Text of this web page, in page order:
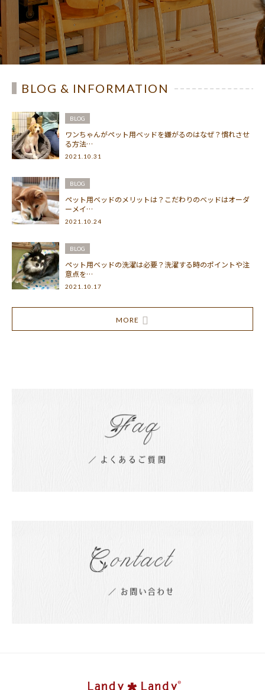
BLOG & INFORMATION
BLOG
ワンちゃんがペット用ベッドを嫌がるのはなぜ？慣れさせ
る方法…
2021.10.31
BLOG
ペット用ベッドのメリットは？こだわりのベッドはオーダ
ーメイ…
2021.10.24
BLOG
ペット用ベッドの洗濯は必要？洗濯する時のポイントや注
意点を…
2021.10.17
MORE